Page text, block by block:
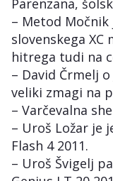
Parenzana,
– Metod
slovenskega XC
hitrega tudi na
– David Črmelj
veliki zmagi na
– Varčevalna
– Uroš Ložar je
Flash 4 2011.
– Uroš Švigelj